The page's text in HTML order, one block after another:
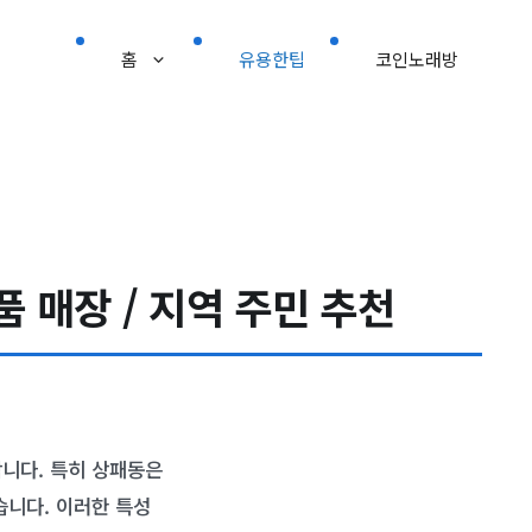
홈 유용한팁 코인노래방
매장 / 지역 주민 추천
다. 특히 상패동은
다. 이러한 특성